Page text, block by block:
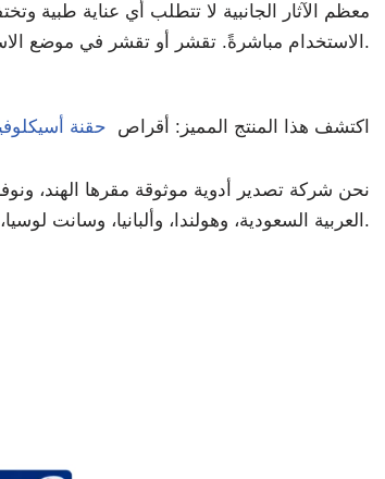
معظم الآثار الجانبية لا تتطلب أي عناية
الاستخدام مباشرةً. تقشر أو تقشر في موضع الاستخدام. جفاف أو احمرار أو حكة في المنطقة المعالجة. نادرًا: رد فعل تحسسي للجلد (طفح جلدي، تورم).
اكتشف هذا المنتج المميز: أقراص حقنة أسيكلوفير ٥٠٠
نحن شركة تصدير أدوية موثوقة مقرها الهند،
العربية السعودية، وهولندا، وألبانيا، وسانت لوسيا، والأردن، ورومانيا، وجنوب أفريقيا، وغيرها الكثير.